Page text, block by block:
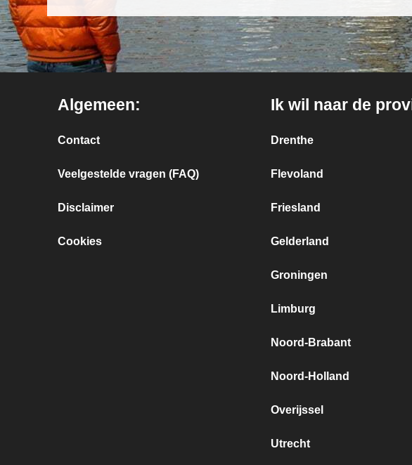
Algemeen:
Contact
Veelgestelde vragen (FAQ)
Disclaimer
Cookies
Ik wil naar de
Drenthe
Flevoland
Friesland
Gelderland
Groningen
Limburg
Noord-Brabant
Noord-Holland
Overijssel
Utrecht